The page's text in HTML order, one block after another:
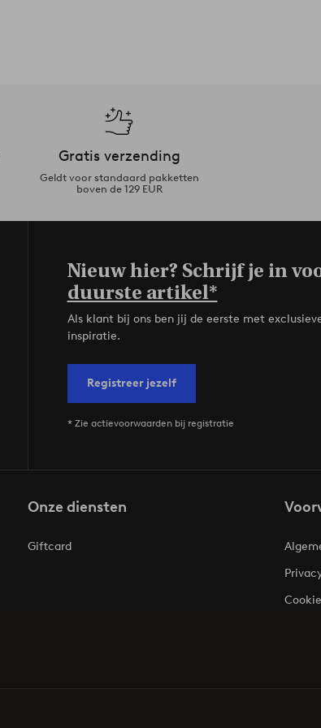
Gratis verzending
Geldt voor standaard pakketten
boven de 129 EUR
Nieuw hier? Schrijf je in
duurste artikel*
Als klant bij ons ben jij de eerste met
inspiratie.
Registreer jezelf
* Zie actievoorwaarden bij registratie
Onze diensten
Giftcard